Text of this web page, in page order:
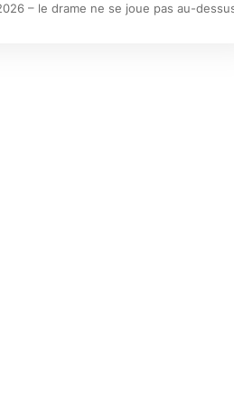
– le drame ne se joue pas au-